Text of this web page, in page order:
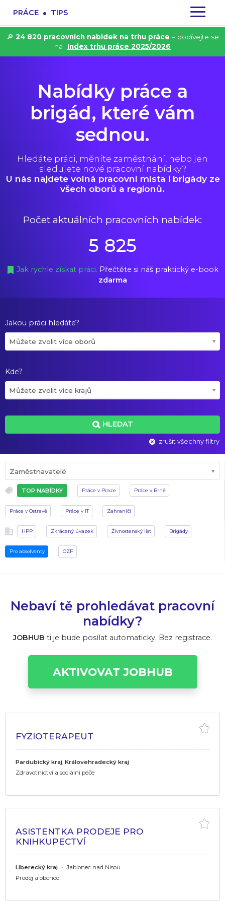
PRÁCE . TIPS
🔎 24 820 pracovních nabídek na trhu práce – podívejte se
na
Index trhu práce 2025/2026
Nabídky práce a
brigád, které vám
sednou.
Hledáte práci, měníte zaměstnání, nebo jen
sledujete nové pracovní nabídky?
U nás najdete volná pracovní místa i brigády ze
všech oborů a regionů.
Počet aktuálních pracovních nabídek:
5 825
Jak rychle získat práci. Přečtěte si náš praktický e-book
zdarma
Jakou práci hledáte?
Můžete zvolit více oborů
Kde?
Můžete zvolit více krajů
HLEDAT
zrušit všechny filtry
Zaměstnavatelé
TOP NABÍDKY Práce v Praze Práce v Brně
Práce v Ostravě Práce v IT Zahraničí
HPP Zkrácený úvazek Živnostenský list Brigády
Pro absolventy OZP
Nebaví tě prohledávat pracovní
nabídky?
JOBHUB ti je bude posílat automaticky. Bez registrace.
AKTIVOVAT JOBHUB
FYZIOTERAPEUT
Pardubický kraj Královehradecký kraj
Zdravotnictví a sociální péče
ASISTENTKA PRODEJE PRO
KNIHKUPECTVÍ
Liberecký kraj • Jablonec nad Nisou
Prodej a obchod